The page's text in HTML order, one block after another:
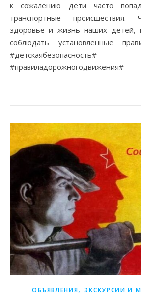
к сожалению дети часто
транспортные происшествия.
здоровье и жизнь наших детей,
соблюдать установленные
#детскаябезопасность#
#правиладорожногодвижения#
ОБЪЯВЛЕНИЯ,ЭКСКУРСИИ И